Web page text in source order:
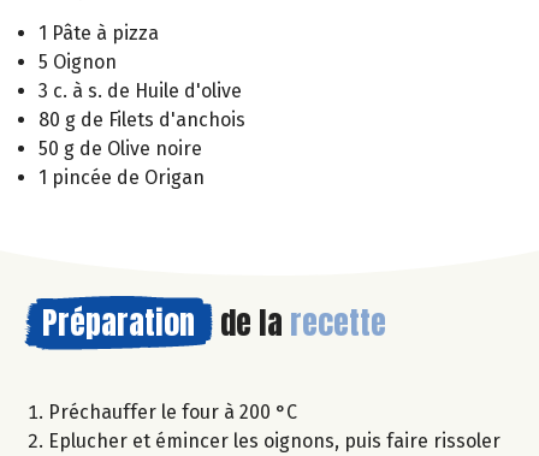
1 Pâte à pizza
5 Oignon
3 c. à s. de Huile d'olive
80 g de Filets d'anchois
50 g de Olive noire
1 pincée de Origan
Préparation de la recette
Préchauffer le four à 200 °C
Eplucher et émincer les oignons, puis faire rissoler